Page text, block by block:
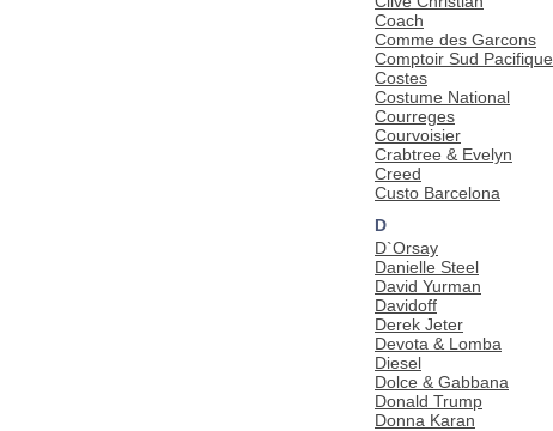
Coach
Comme des Garcons
Comptoir Sud Pacifique
Costes
Costume National
Courreges
Courvoisier
Crabtree & Evelyn
Creed
Custo Barcelona
D
D`Orsay
Danielle Steel
David Yurman
Davidoff
Derek Jeter
Devota & Lomba
Diesel
Dolce & Gabbana
Donald Trump
Donna Karan